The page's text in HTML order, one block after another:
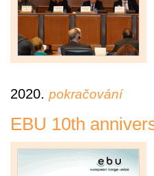
2020. pokračování
EBU 10th